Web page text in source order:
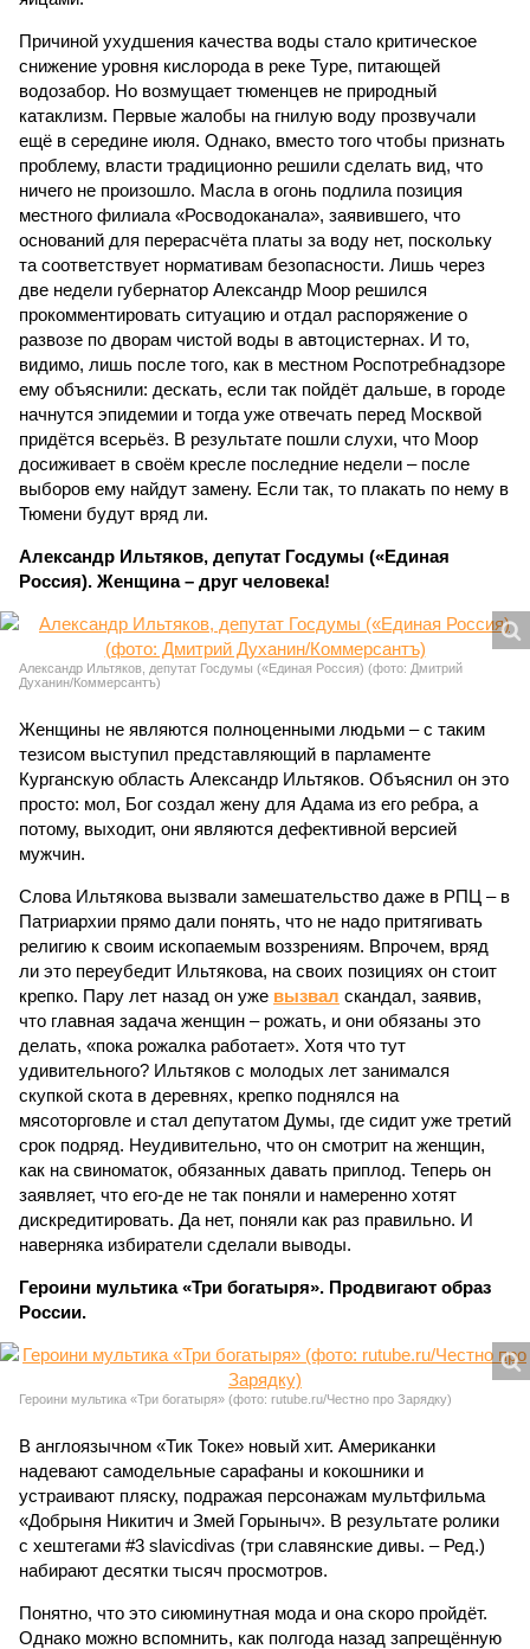
Причиной ухудшения качества воды стало критическое
снижение уровня кислорода в реке Туре, питающей
водозабор. Но возмущает тюменцев не природный
катаклизм. Первые жалобы на гнилую воду прозвучали
ещё в середине июля. Однако, вместо того чтобы признать
проблему, власти традиционно решили сделать вид, что
ничего не произошло. Масла в огонь подлила позиция
местного филиала «Росводоканала», заявившего, что
оснований для перерасчёта платы за воду нет, поскольку
та соответствует нормативам безопасности. Лишь через
две недели губернатор Александр Моор решился
прокомментировать ситуацию и отдал распоряжение о
развозе по дворам чистой воды в автоцистернах. И то,
видимо, лишь после того, как в местном Роспотребнадзоре
ему объяснили: дескать, если так пойдёт дальше, в городе
начнутся эпидемии и тогда уже отвечать перед Москвой
придётся всерьёз. В результате пошли слухи, что Моор
досиживает в своём кресле последние недели – после
выборов ему найдут замену. Если так, то плакать по нему в
Тюмени будут вряд ли.
Александр Ильтяков, депутат Госдумы («Единая
Россия). Женщина – друг человека!
Александр Ильтяков, депутат Госдумы («Единая Россия) (фото: Дмитрий
Духанин/Коммерсантъ)
Женщины не являются полноценными людьми – с таким
тезисом выступил представляющий в парламенте
Курганскую область Александр Ильтяков. Объяснил он это
просто: мол, Бог создал жену для Адама из его ребра, а
потому, выходит, они являются дефективной версией
мужчин.
Слова Ильтякова вызвали замешательство даже в РПЦ – в
Патриархии прямо дали понять, что не надо притягивать
религию к своим ископаемым воззрениям. Впрочем, вряд
ли это переубедит Ильтякова, на своих позициях он стоит
крепко. Пару лет назад он уже вызвал скандал, заявив,
что главная задача женщин – рожать, и они обязаны это
делать, «пока рожалка работает». Хотя что тут
удивительного? Ильтяков с молодых лет занимался
скупкой скота в деревнях, крепко поднялся на
мясоторговле и стал депутатом Думы, где сидит уже третий
срок подряд. Неудивительно, что он смотрит на женщин,
как на свиноматок, обязанных давать приплод. Теперь он
заявляет, что его-де не так поняли и намеренно хотят
дискредитировать. Да нет, поняли как раз правильно. И
наверняка избиратели сделали выводы.
Героини мультика «Три богатыря». Продвигают образ
России.
Героини мультика «Три богатыря» (фото: rutube.ru/Честно про Зарядку)
В англоязычном «Тик Токе» новый хит. Американки
надевают самодельные сарафаны и кокошники и
устраивают пляску, подражая персонажам мультфильма
«Добрыня Никитич и Змей Горыныч». В результате ролики
с хештегами #3 slavicdivas (три славянские дивы. – Ред.)
набирают десятки тысяч просмотров.
Понятно, что это сиюминутная мода и она скоро пройдёт.
Однако можно вспомнить, как полгода назад запрещённую